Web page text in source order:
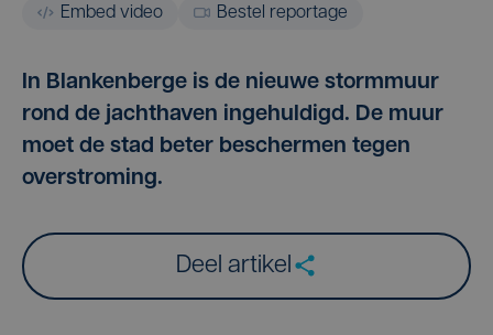
Embed video Bestel reportage
In Blankenberge is de nieuwe stormmuur
rond de jachthaven ingehuldigd. De muur
moet de stad beter beschermen tegen
overstroming.
Deel artikel